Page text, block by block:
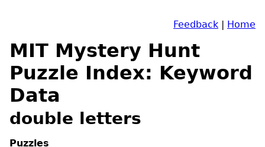
Feedback | Home
MIT Mystery Hunt
Puzzle Index: Keyword
Data
double letters
Puzzles